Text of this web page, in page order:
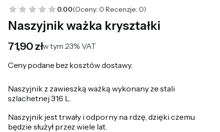
0.00(Oceny: 0 Recenzje: 0)
Naszyjnik ważka kryształki
Cena
71,90 złw tym 23% VAT
w tym 23% VAT
Ceny podane bez kosztów dostawy.
Naszyjnik z zawieszką ważką wykonany ze stali
szlachetnej 316 L.
Naszyjnik jest trwały i odporny na rdzę, dzięki czemu
będzie służył przez wiele lat.